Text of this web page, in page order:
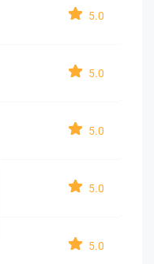
5.0
5.0
5.0
5.0
5.0